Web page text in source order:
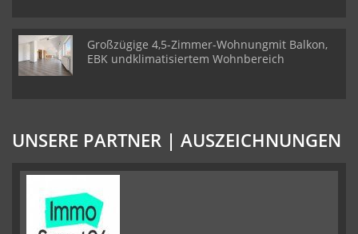
Großzügige 4,5-Zimmer-Wohnungmit Balkon,
EBK undklimatisiertem Wohnbereich
UNSERE PARTNER | AUSZEICHNUNGEN